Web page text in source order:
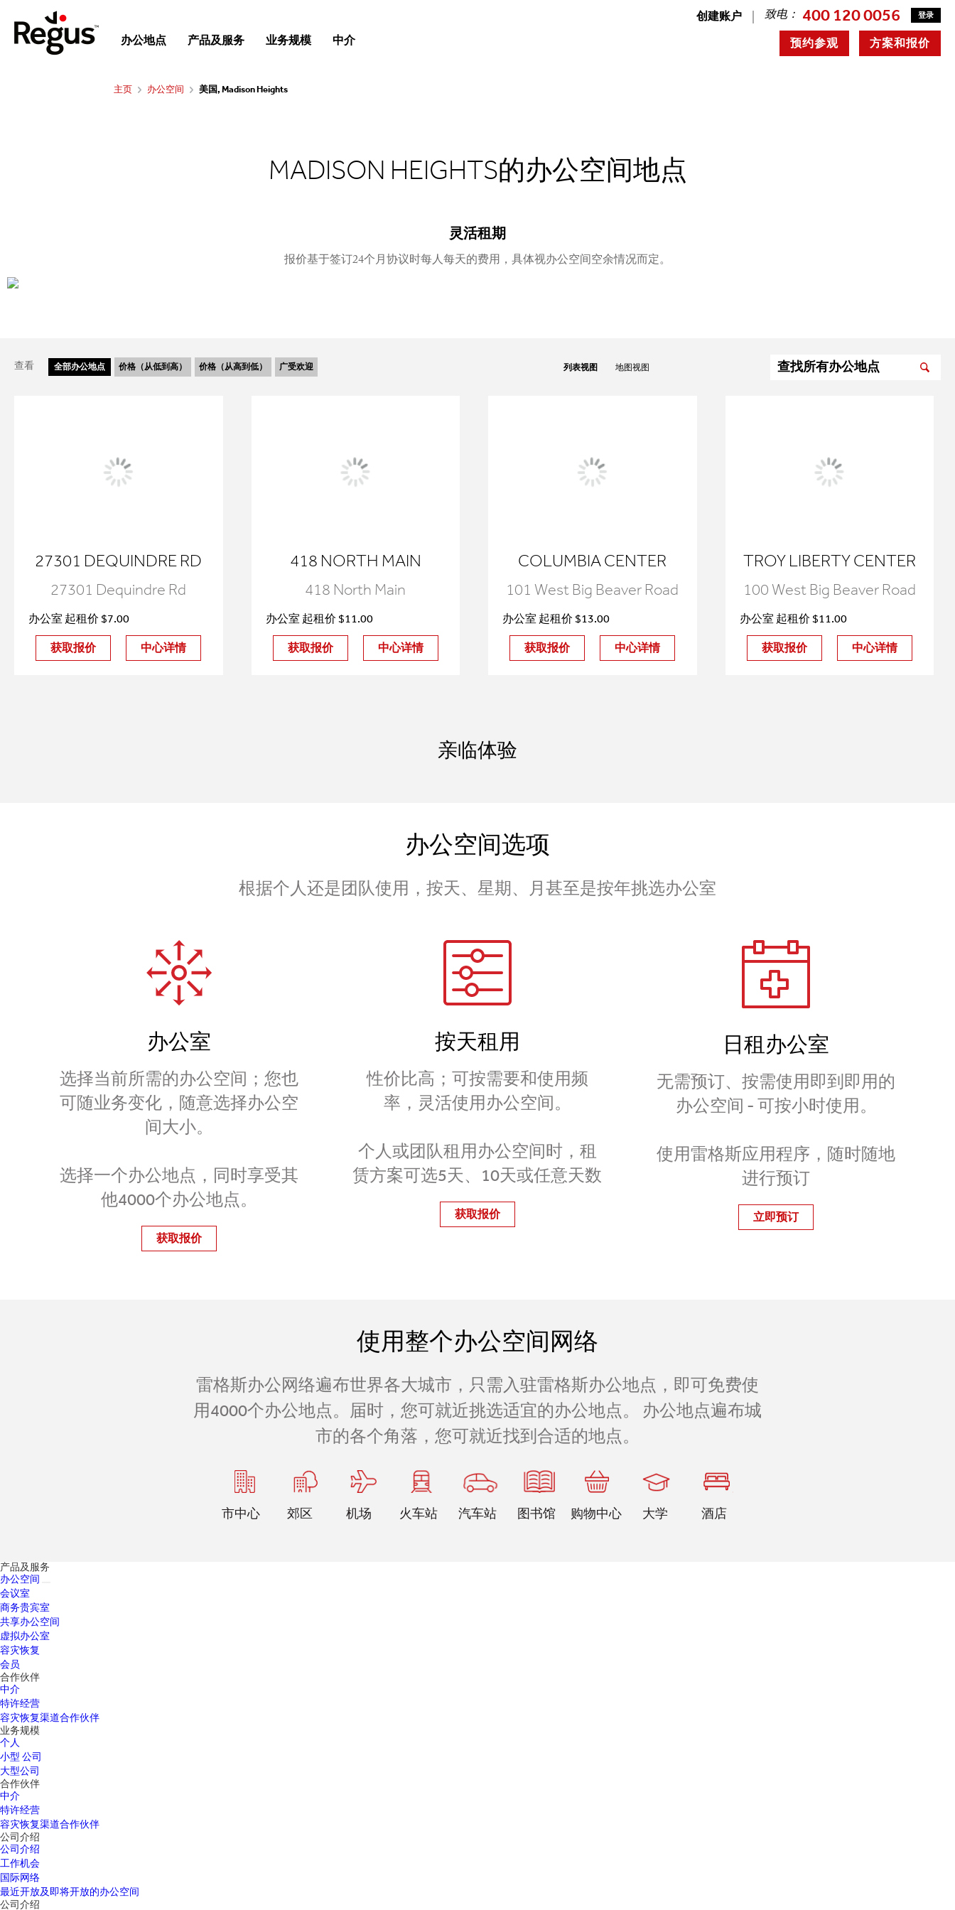
创建账户 致电： 400 120 0056 登录
方案和报价
预约参观
办公地点 产品及服务 业务规模 中介
主页 办公空间 美国, Madison Heights
MADISON HEIGHTS的办公空间地点
灵活租期
报价基于签订24个月协议时每人每天的费用，具体视办公空间空余情况而定。
查看 全部办公地点 价格（从低到高） 价格（从高到低） 广受欢迎 列表视图 地图视图
27301 DEQUINDRE RD
27301 Dequindre Rd
办公室 起租价 $7.00
获取报价 中心详情
418 NORTH MAIN
418 North Main
办公室 起租价 $11.00
获取报价 中心详情
COLUMBIA CENTER
101 West Big Beaver Road
办公室 起租价 $13.00
获取报价 中心详情
TROY LIBERTY CENTER
100 West Big Beaver Road
办公室 起租价 $11.00
获取报价 中心详情
亲临体验
办公空间选项
根据个人还是团队使用，按天、星期、月甚至是按年挑选办公室
办公室
选择当前所需的办公空间；您也
可随业务变化，随意选择办公空
间大小。
选择一个办公地点，同时享受其
他4000个办公地点。
获取报价
按天租用
性价比高；可按需要和使用频
率，灵活使用办公空间。
个人或团队租用办公空间时，租
赁方案可选5天、10天或任意天数
获取报价
日租办公室
无需预订、按需使用即到即用的
办公空间 - 可按小时使用。
使用雷格斯应用程序，随时随地
进行预订
立即预订
使用整个办公空间网络
雷格斯办公网络遍布世界各大城市，只需入驻雷格斯办公地点，即可免费使
用4000个办公地点。届时，您可就近挑选适宜的办公地点。 办公地点遍布城
市的各个角落，您可就近找到合适的地点。
市中心 郊区 机场 火车站 汽车站 图书馆 购物中心 大学 酒店
产品及服务
办公空间
会议室
商务贵宾室
共享办公空间
虚拟办公室
容灾恢复
会员
合作伙伴
中介
特许经营
容灾恢复渠道合作伙伴
业务规模
个人
小型 公司
大型公司
合作伙伴
中介
特许经营
容灾恢复渠道合作伙伴
公司介绍
公司介绍
工作机会
国际网络
最近开放及即将开放的办公空间
公司介绍